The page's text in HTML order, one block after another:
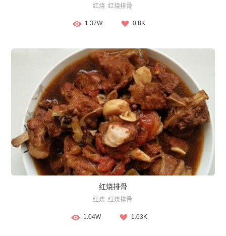
红烧 红烧排骨
1.37W 0.8K
红烧排骨
红烧 红烧排骨
1.04W 1.03K